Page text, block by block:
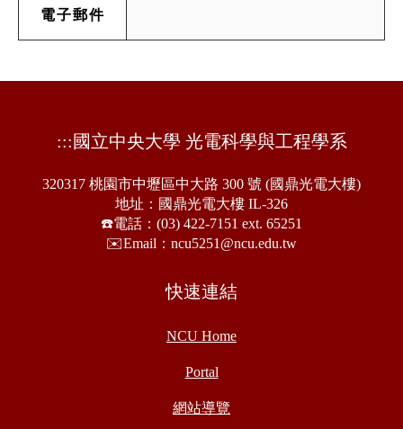
電子郵件
::: 國立中央大學 光電科學與工程學系
320317 桃園市中壢區中大路 300 號 (國鼎光電大樓)
地址：國鼎光電大樓 IL-326
☎️電話：(03) 422-7151 ext. 65251
✉️Email：ncu5251@ncu.edu.tw
快速連結
NCU Home
Portal
網站導覽